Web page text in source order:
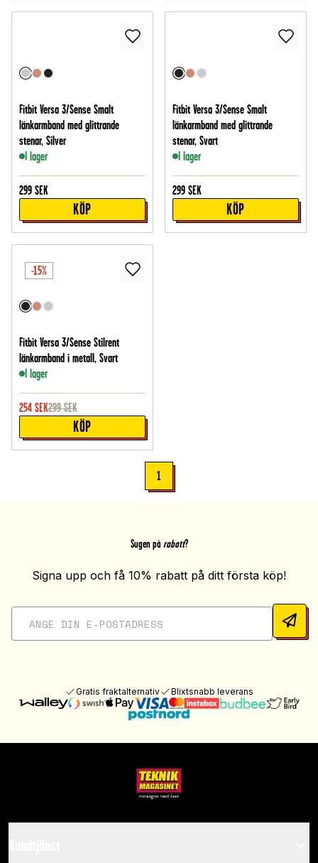
Fitbit Versa 3/Sense Smalt
länkarmband med glittrande
stenar, Silver
I lager
299 SEK
KÖP
Fitbit Versa 3/Sense Smalt
länkarmband med glittrande
stenar, Svart
I lager
299 SEK
KÖP
-15%
Fitbit Versa 3/Sense Stilrent
länkarmband i metall, Svart
I lager
254 SEK299 SEK
KÖP
1
Sugen på rabatt?
Signa upp och få 10% rabatt på ditt första köp!
Gratis fraktalternativ Blixtsnabb leverans